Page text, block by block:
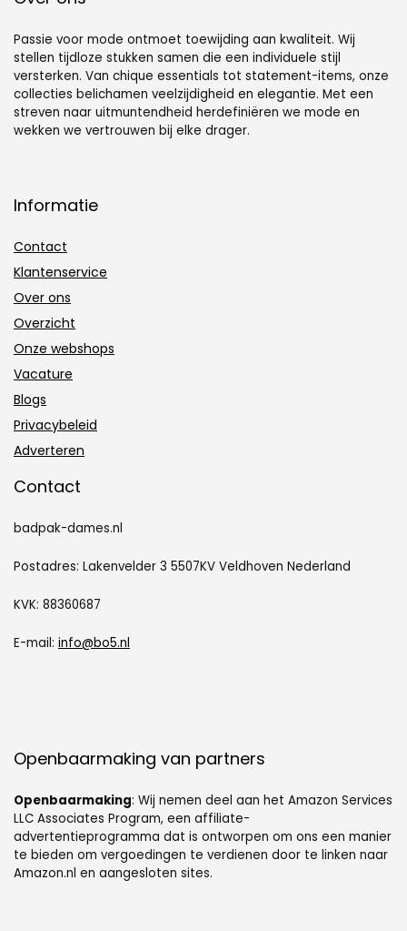
Passie voor mode ontmoet toewijding aan kwaliteit. Wij
stellen tijdloze stukken samen die een individuele stijl
versterken. Van chique essentials tot statement-items, onze
collecties belichamen veelzijdigheid en elegantie. Met een
streven naar uitmuntendheid herdefiniëren we mode en
wekken we vertrouwen bij elke drager.
Informatie
Contact
Klantenservice
Over ons
Overzicht
Onze webshops
Vacature
Blogs
Privacybeleid
Adverteren
Contact
badpak-dames.nl
Postadres: Lakenvelder 3 5507KV Veldhoven Nederland
KVK: 88360687
E-mail: info@bo5.nl
Openbaarmaking van partners
Openbaarmaking: Wij nemen deel aan het Amazon Services
LLC Associates Program, een affiliate-
advertentieprogramma dat is ontworpen om ons een manier
te bieden om vergoedingen te verdienen door te linken naar
Amazon.nl en aangesloten sites.